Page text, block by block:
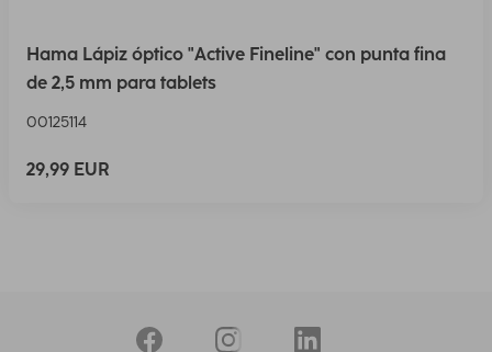
Hama Lápiz óptico "Active Fineline" con punta fina
de 2,5 mm para tablets
00125114
29,99 EUR